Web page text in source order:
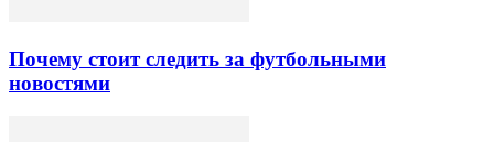
Почему стоит следить за футбольными
новостями